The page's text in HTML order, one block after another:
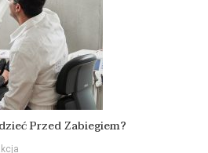
Przed Zabiegiem?